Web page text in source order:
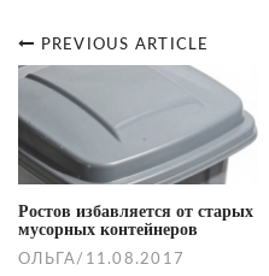
Post
navigation
PREVIOUS ARTICLE
Ростов избавляется от старых
мусорных контейнеров
ОЛЬГА / 11.08.2017